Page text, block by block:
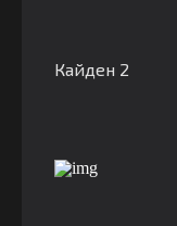
Кайден 2